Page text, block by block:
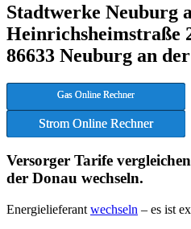
Stadtwerke Neuburg
Heinrichsheimstraße
86633 Neuburg an
Gas Online Rechner
Strom Online Rechner
Versorger Tarife
der Donau wechseln.
Energielieferant wechseln – es ist